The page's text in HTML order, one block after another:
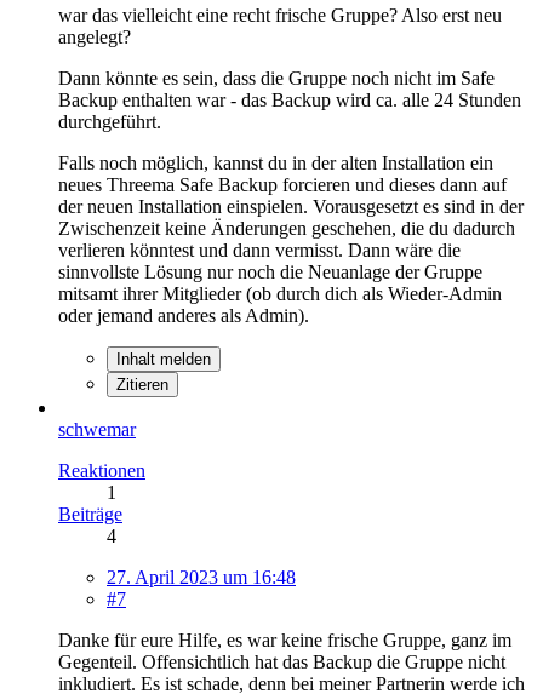
war das vielleicht eine recht frische Gruppe? Also erst neu
angelegt?
Dann könnte es sein, dass die Gruppe noch nicht im Safe
Backup enthalten war - das Backup wird ca. alle 24 Stunden
durchgeführt.
Falls noch möglich, kannst du in der alten Installation ein
neues Threema Safe Backup forcieren und dieses dann auf
der neuen Installation einspielen. Vorausgesetzt es sind in der
Zwischenzeit keine Änderungen geschehen, die du dadurch
verlieren könntest und dann vermisst. Dann wäre die
sinnvollste Lösung nur noch die Neuanlage der Gruppe
mitsamt ihrer Mitglieder (ob durch dich als Wieder-Admin
oder jemand anderes als Admin).
Inhalt melden
Zitieren
schwemar
Reaktionen
1
Beiträge
4
27. April 2023 um 16:48
#7
Danke für eure Hilfe, es war keine frische Gruppe, ganz im
Gegenteil. Offensichtlich hat das Backup die Gruppe nicht
inkludiert. Es ist schade, denn bei meiner Partnerin werde ich